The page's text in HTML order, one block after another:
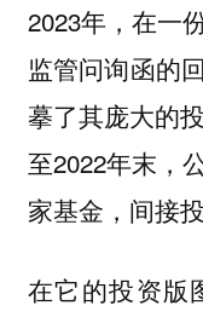
2023年，在一
监管问询函的
摹了其庞大的
至2022年末，
家基金，间接
在它的投资版